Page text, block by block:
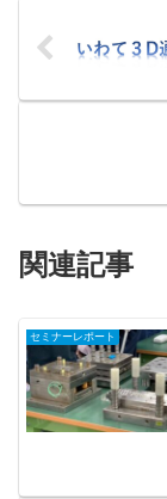
関連記事
セミナーレポート